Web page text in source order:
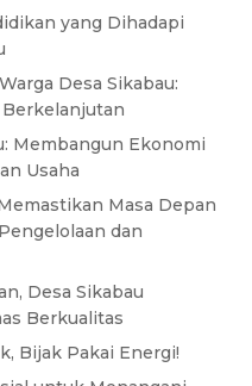
yang Dihadapi
Desa Sikabau:
Membangun Ekonomi
Usaha
Masa Depan
dan
Desa Sikabau
Berkualitas
Bijak Pakai Energi!